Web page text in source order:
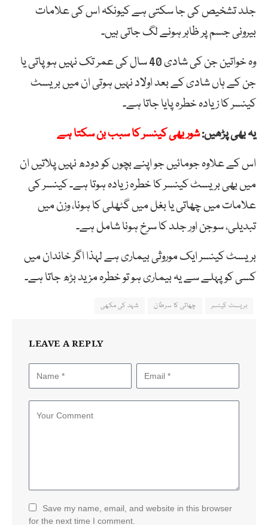
جلد تشخیص کی جا سکتی ہے کیونکہ اس کی علامات
بیرونی جسم پر ظاہر ہونے لگ جاتی ہیں۔
وہ خواتین جن کی شادی 40 سال کی عمر تک نہیں ہوپاتی یا
جن کے ہاں شادی کے بعد اولاد نہیں ہوتی ان میں بریسٹ
کینسر کا زیادہ خطرہ پایا جاتا ہے۔
یہ بھی پڑھیں:شور بھی کینسر کا سبب بن سکتا ہے
اس کے علاوہ جومائیں جو اپنے بچوں کو دودھ نہیں پلاتیں ان
میں بھی بریسٹ کینسر کا خطرہ زیادہ ہوتا ہے۔ کینسر کی
علامات میں چھاتی یا بغل میں گٹھلی کا ہونا، وزن میں
تبدیلی، سوجن اور جلد کا سرخ ہونا شامل ہے۔
بریسٹ کینسر ایک موروثی بیماری ہے لہذا اگر خاندان میں
کسی کو پہلے سے یہ بیماری ہو تو خطرہ مزید بڑھ جاتا ہے۔
بریسٹ کینسر چھاتی کا سرطان شہد کی مکھی
LEAVE A REPLY
Save my name, email, and website in this browser
for the next time I comment.